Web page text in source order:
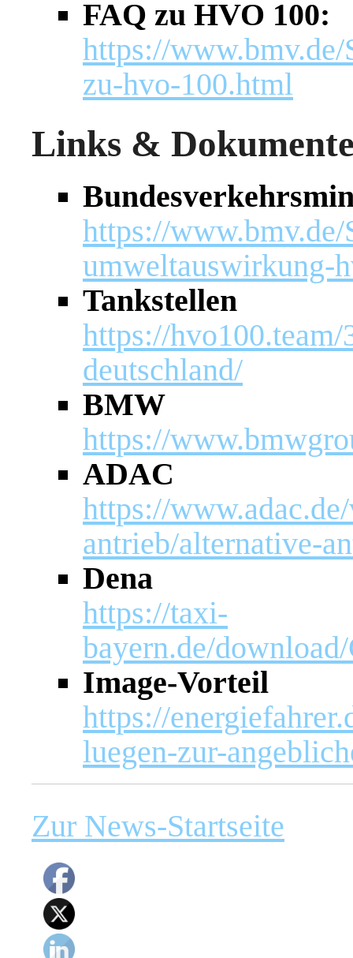
FAQ zu HVO 100:
https://
zu-hvo-100.html
Links &
https://
umweltauswirkung-
Tankstellen
https://
deutschland/
BMW
https://
ADAC
https://
antrieb/alternative-
Dena
https://taxi-
bayern.de/
Image-Vorteil
https://
luegen-zur-
Zur News-Startseite